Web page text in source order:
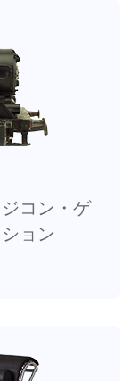
コン・ゲ
ョン